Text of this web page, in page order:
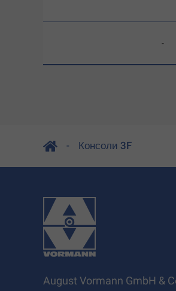
-
Консоли 3F
August Vormann GmbH &